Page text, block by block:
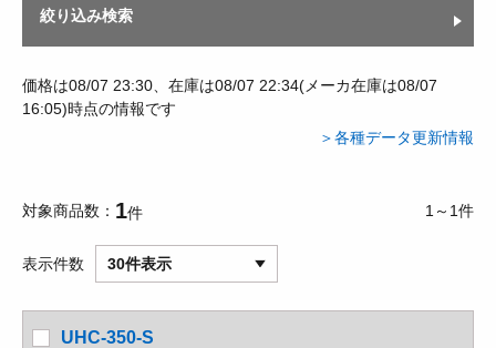
絞り込み検索
価格は08/07 23:30、在庫は08/07 22:34(メーカ在庫は08/07
16:05)時点の情報です
＞各種データ更新情報
対象商品数 1件 1～1件
表示件数 30件表示
UHC-350-S